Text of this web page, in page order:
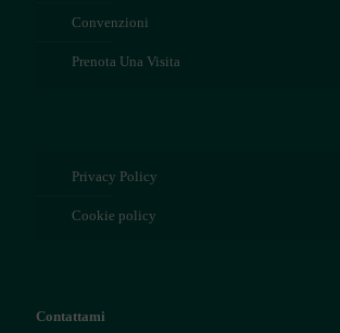
Convenzioni
Prenota Una Visita
Privacy Policy
Cookie policy
Contattami